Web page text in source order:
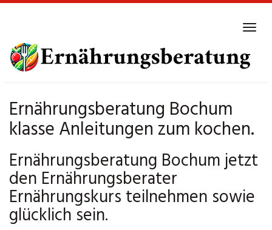
main
content
Ernährungsberatung Bochum
klasse Anleitungen zum kochen.
Ernährungsberatung Bochum jetzt
den Ernährungsberater
Ernährungskurs teilnehmen sowie
glücklich sein.